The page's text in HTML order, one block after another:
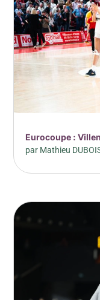
Eurocoupe :
par Mathieu